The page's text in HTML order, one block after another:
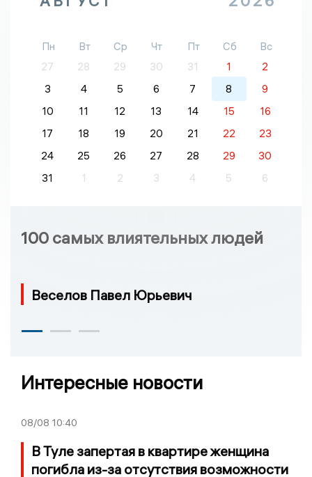
Пн Вт Ср Чт Пт Сб
Вс
27
28 29 30 31 1
2
3
4 5 6 7 8
9
10
11 12 13 14 15
16
17
18 19 20 21 22
23
24
25 26 27 28 29
30
31
1 2 3 4 5 6
100 самых влиятельных людей
Веселов Павел Юрьевич
Интересные новости
08/08 10:40
В Туле запертая в квартире женщина
погибла из-за отсутствия возможности